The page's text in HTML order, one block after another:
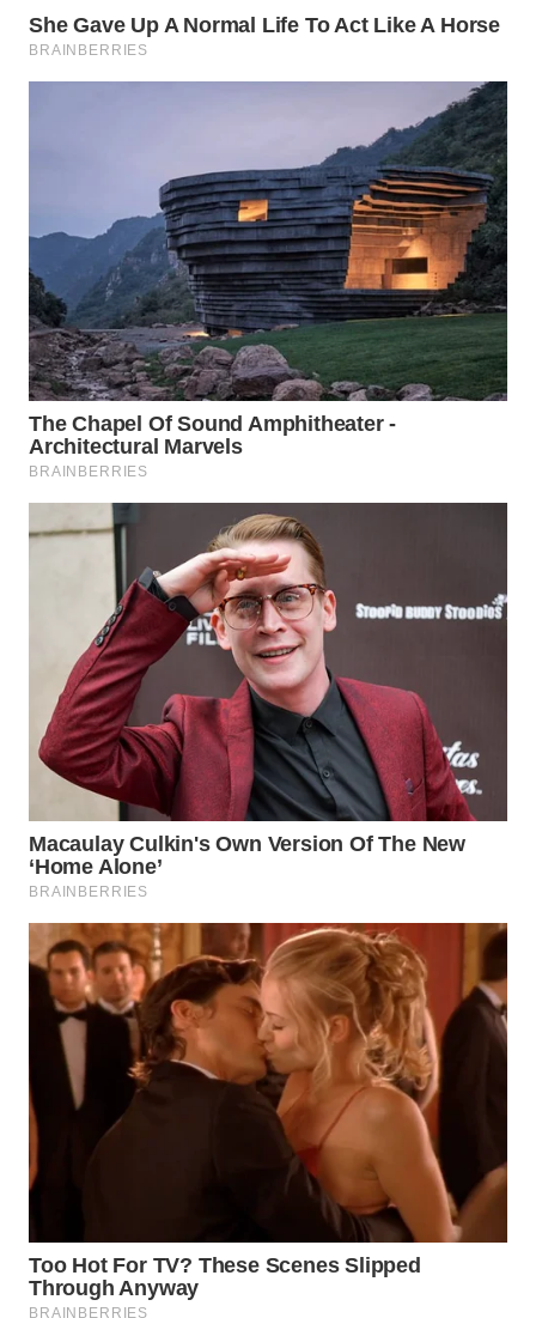
WAHANA
ADVOKAT
KONSUMEN
WAHANA
LISTRIK
WAHANA
TRAVEL
WAHANA
TV
WAHANANEWS
WAHANANEWS
CO ID
WAHANANEWS
NET
WAHANA
SPORT
WAHANA
UMKM
WAHANA
SELEB
WAHANA
PERSONA
WAHANA
HEALTH